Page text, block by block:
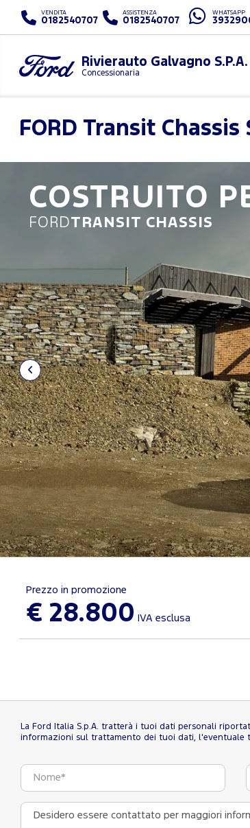
VENDITA
0182540707
ASSISTENZA
0182540707
WHATSAPP
Rivierauto Galvagno S.P.A.
Concessionaria
FORD Transit
COSTRUITO
FORDTRANSIT CHASSIS
Prezzo in promozione
€ 28.800 IVA esclusa
La Ford Italia S.p.A. tratterà i tuoi dati personali
informazioni sul trattamento dei tuoi dati, l'eventuale